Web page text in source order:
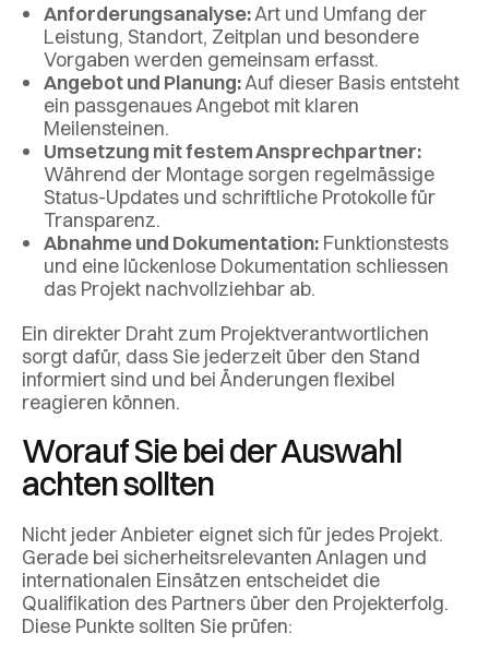
Anforderungsanalyse:Art und Umfang der
Leistung, Standort, Zeitplan und besondere
Vorgaben werden gemeinsam erfasst.
Angebot und Planung:Auf dieser Basis entsteht
ein passgenaues Angebot mit klaren
Meilensteinen.
Umsetzung mit festem Ansprechpartner:
Während der Montage sorgen regelmässige
Status-Updates und schriftliche Protokolle für
Transparenz.
Abnahme und Dokumentation: Funktionstests
und eine lückenlose Dokumentation schliessen
das Projekt nachvollziehbar ab.
Ein direkter Draht zum Projektverantwortlichen
sorgt dafür, dass Sie jederzeit über den Stand
informiert sind und bei Änderungen flexibel
reagieren können.
Worauf Sie bei der Auswahl
achten sollten
Nicht jeder Anbieter eignet sich für jedes Projekt.
Gerade bei sicherheitsrelevanten Anlagen und
internationalen Einsätzen entscheidet die
Qualifikation des Partners über den Projekterfolg.
Diese Punkte sollten Sie prüfen: